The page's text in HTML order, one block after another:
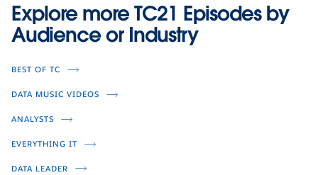
Twinkle Twinkle
Video
Video
Video
Slack
Play
Explore more TC21 Episodes by
Audience or Industry
BEST OF TC
DATA MUSIC VIDEOS
ANALYSTS
EVERYTHING IT
DATA LEADER